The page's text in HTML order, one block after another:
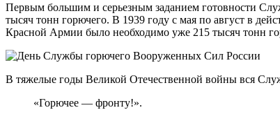
Первым большим и серьезным заданием готовности
тысяч тонн горючего. В 1939 году с мая по август в
Красной Армии было необходимо уже 215 тысяч тонн
В тяжелые годы Великой Отечественной войны вся
«Горючее — фронту!».